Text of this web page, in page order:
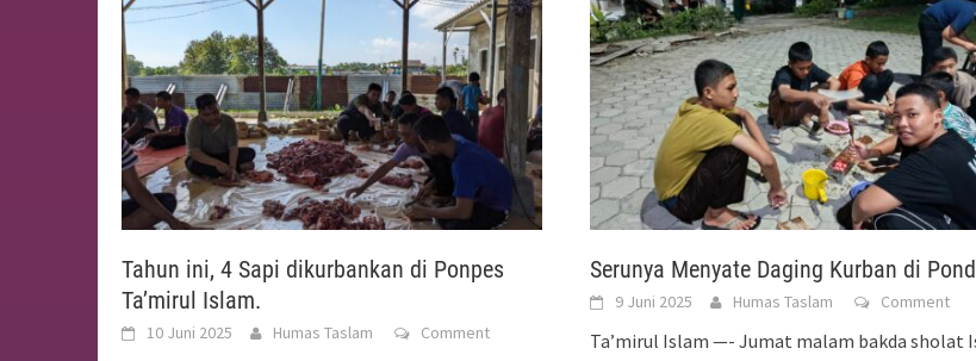
Tahun ini, 4 Sapi dikurbankan di Ponpes
Ta’mirul Islam.
10 Juni 2025 Humas Taslam Comment
Serunya Menyate Daging Kurban di
9 Juni 2025 Humas Taslam Comment
Ta’mirul Islam —- Jumat malam bakda sholat